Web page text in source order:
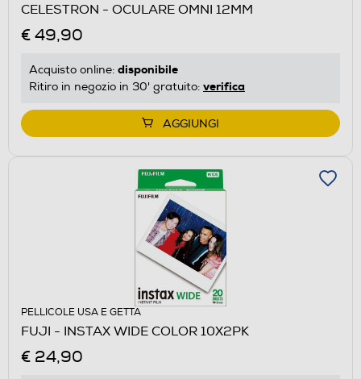
CELESTRON - OCULARE OMNI 12MM
€ 49,90
Acquisto online: disponibile
Ritiro in negozio in 30' gratuito: verifica
AGGIUNGI
PELLICOLE USA E GETTA
FUJI - INSTAX WIDE COLOR 10X2PK
€ 24,90